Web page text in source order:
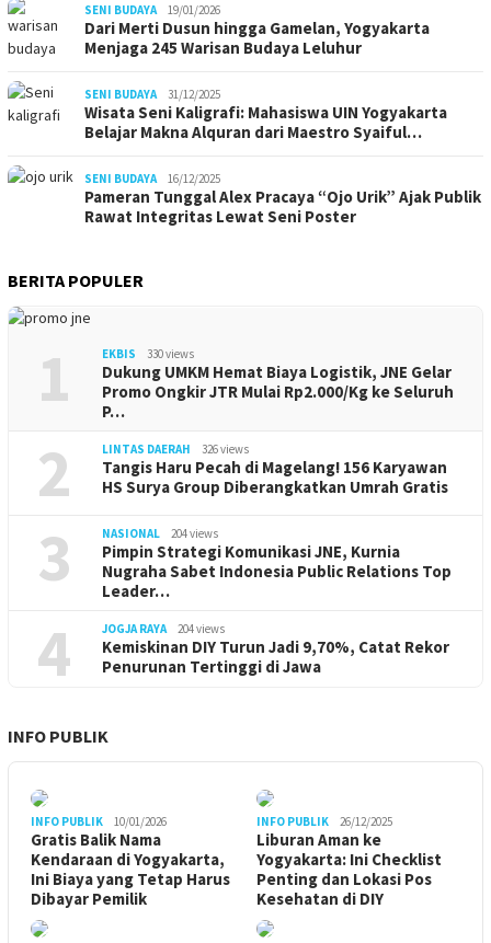
SENI BUDAYA 19/01/2026
Dari Merti Dusun hingga Gamelan, Yogyakarta
Menjaga 245 Warisan Budaya Leluhur
SENI BUDAYA 31/12/2025
Wisata Seni Kaligrafi: Mahasiswa UIN Yogyakarta
Belajar Makna Alquran dari Maestro Syaiful…
SENI BUDAYA 16/12/2025
Pameran Tunggal Alex Pracaya “Ojo Urik” Ajak Publik
Rawat Integritas Lewat Seni Poster
BERITA POPULER
1 EKBIS 330 views
Dukung UMKM Hemat Biaya Logistik, JNE Gelar
Promo Ongkir JTR Mulai Rp2.000/Kg ke Seluruh
P…
2 LINTAS DAERAH 326 views
Tangis Haru Pecah di Magelang! 156 Karyawan
HS Surya Group Diberangkatkan Umrah Gratis
3 NASIONAL 204 views
Pimpin Strategi Komunikasi JNE, Kurnia
Nugraha Sabet Indonesia Public Relations Top
Leader…
4 JOGJA RAYA 204 views
Kemiskinan DIY Turun Jadi 9,70%, Catat Rekor
Penurunan Tertinggi di Jawa
INFO PUBLIK
INFO PUBLIK 10/01/2026
Gratis Balik Nama
Kendaraan di Yogyakarta,
Ini Biaya yang Tetap Harus
Dibayar Pemilik
INFO PUBLIK 26/12/2025
Liburan Aman ke
Yogyakarta: Ini Checklist
Penting dan Lokasi Pos
Kesehatan di DIY